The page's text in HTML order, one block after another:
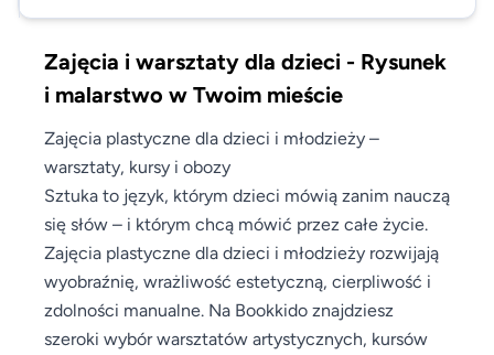
Zajęcia i warsztaty dla dzieci - Rysunek
i malarstwo w Twoim mieście
Zajęcia plastyczne dla dzieci i młodzieży –
warsztaty, kursy i obozy
Sztuka to język, którym dzieci mówią zanim nauczą
się słów – i którym chcą mówić przez całe życie.
Zajęcia plastyczne dla dzieci i młodzieży rozwijają
wyobraźnię, wrażliwość estetyczną, cierpliwość i
zdolności manualne. Na Bookkido znajdziesz
szeroki wybór warsztatów artystycznych, kursów